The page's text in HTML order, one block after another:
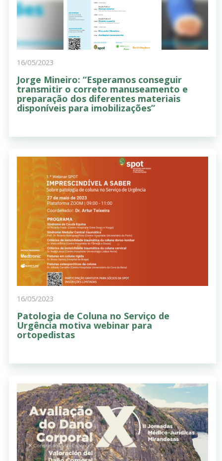
16/05/2023
Jorge Mineiro: “Esperamos conseguir
transmitir o correto manuseamento e
preparação dos diferentes materiais
disponíveis para imobilizações”
16/05/2023
Patologia de Coluna no Serviço de
Urgência motiva webinar para
ortopedistas